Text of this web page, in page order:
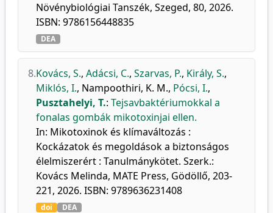
Növénybiológiai Tanszék, Szeged, 80, 2026.
ISBN: 9786156448835
DEA
8.Kovács, S., Adácsi, C., Szarvas, P., Király, S.,
Miklós, I., Nampoothiri, K. M., Pócsi, I.,
Pusztahelyi, T.: Tejsavbaktériumokkal a
fonalas gombák mikotoxinjai ellen.
In: Mikotoxinok és klímaváltozás :
Kockázatok és megoldások a biztonságos
élelmiszerért : Tanulmánykötet. Szerk.:
Kovács Melinda, MATE Press, Gödöllő, 203-
221, 2026. ISBN: 9789636231408
doi DEA